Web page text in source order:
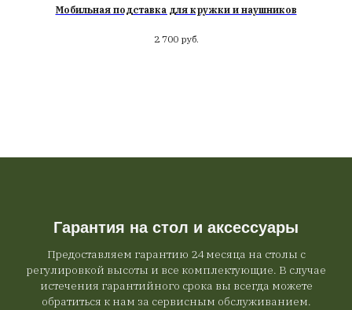
Мобильная подставка для кружки и наушников
2 700 руб.
Гарантия на стол и аксессуары
Предоставляем гарантию 24 месяца на столы с
регулировкой высоты и все комплектующие. В случае
истечения гарантийного срока вы всегда можете
обратиться к нам за сервисным обслуживанием.